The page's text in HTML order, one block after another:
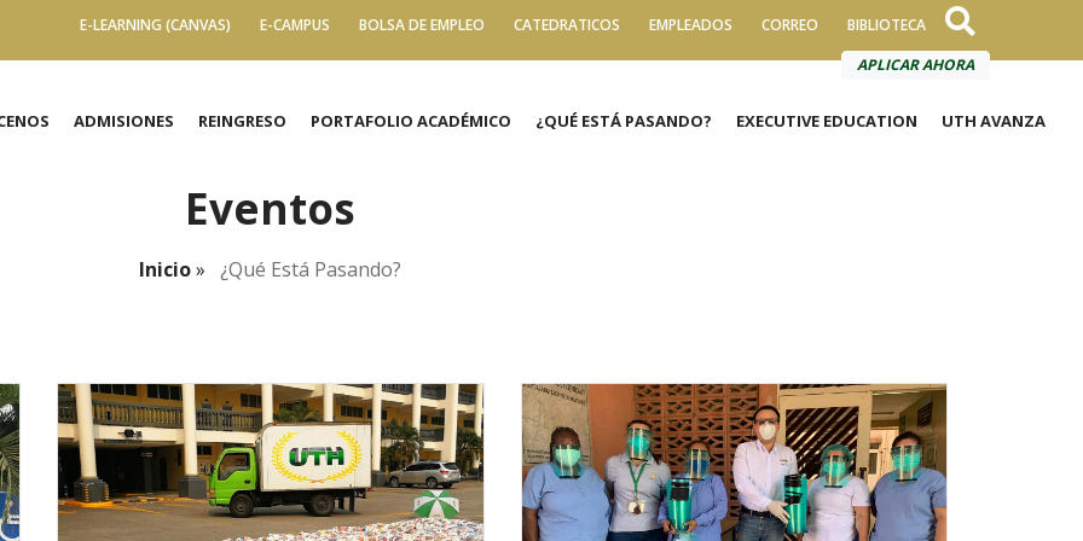
E-LEARNING (CANVAS) E-CAMPUS BOLSA DE EMPLEO CATEDRATICOS EMPLEADOS CORREO
BIBLIOTECA
APLICAR AHORA
ADMISIONES REINGRESO PORTAFOLIO ACADÉMICO ¿QUÉ ESTÁ PASANDO? EXECUTIVE EDUCATION UTH AVANZA
Eventos
Inicio» ¿qué Está Pasando?